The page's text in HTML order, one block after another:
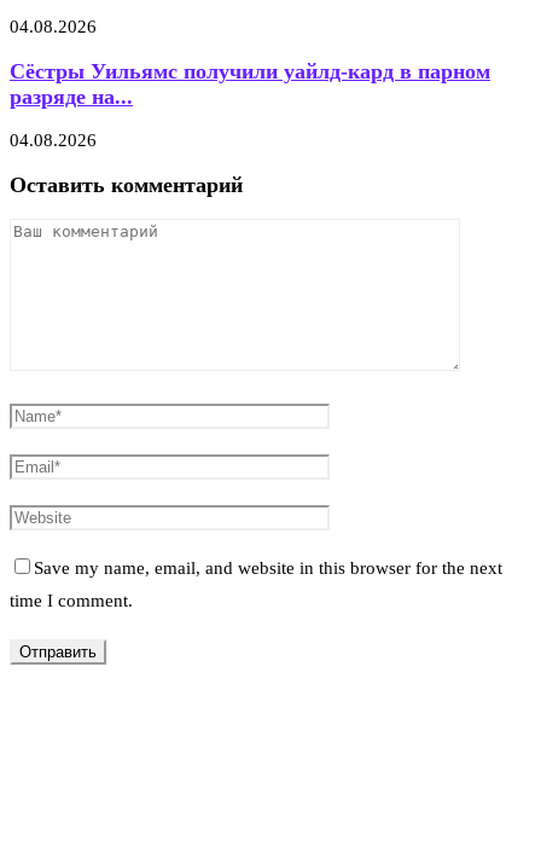
04.08.2026
Сёстры Уильямс получили уайлд-кард в парном
разряде на...
04.08.2026
Оставить комментарий
Save my name, email, and website in this browser for the next
time I comment.